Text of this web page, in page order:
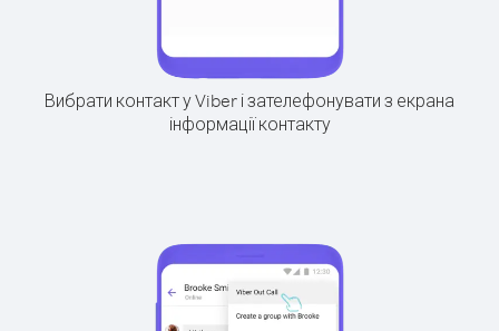
Вибрати контакт у Viber і зателефонувати з екрана
інформації контакту